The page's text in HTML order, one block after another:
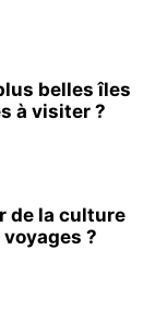
belles îles
à visiter ?
de la culture
?